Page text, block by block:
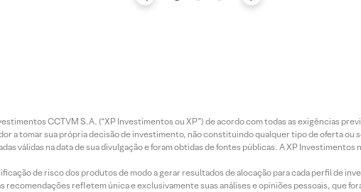
CCTVM S.A. (“XP Investimentos ou XP”) de acordo com todas as exigências
a tomar sua própria decisão de investimento, não constituindo qualquer tipo de oferta ou
válidas na data de sua divulgação e foram obtidas de fontes públicas. A XP
de risco dos produtos de modo a gerar resultados de alocação para cada perfil de
recomendações refletem única e exclusivamente suas análises e opiniões pessoais, que